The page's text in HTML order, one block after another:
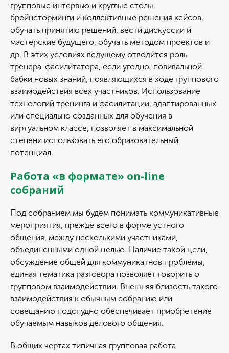
групповые интервью и круглые столы,
брейнсторминги и коллективные решения кейсов,
обучать принятию решений, вести дискуссии и
мастерские будущего, обучать методом проектов и
др. В этих условиях ведущему отводится роль
тренера-фасилитатора, если угодно, повивальной
бабки новых знаний, появляющихся в ходе группового
взаимодействия всех участников. Использование
технологий тренинга и фасилитации, адаптированных
или специально созданных для обучения в
виртуальном классе, позволяет в максимальной
степени использовать его образовательный
потенциал.
Работа «в формате» on-line
собраний
Под собранием мы будем понимать коммуникативные
мероприятия, прежде всего в форме устного
общения, между несколькими участниками,
объединенными одной целью. Наличие такой цели,
обсуждение общей для коммуникатнов проблемы,
единая тематика разговора позволяет говорить о
групповом взаимодействии. Внешняя близость такого
взаимодействия к обычным собранию или
совещанию подспудно обеспечивает приобретение
обучаемым навыков делового общения.
В общих чертах типичная групповая работа